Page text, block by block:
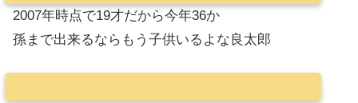
2007年時点で19才だから今年36か
孫まで出来るならもう子供いるよな良太郎